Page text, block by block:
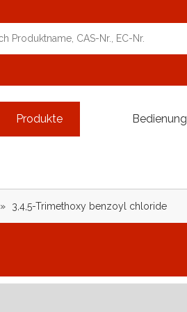
Produkte Bedienung
» 3,4,5-Trimethoxy benzoyl chloride